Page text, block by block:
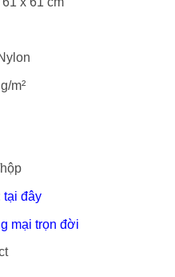
m²
tại đây
mại trọn đời